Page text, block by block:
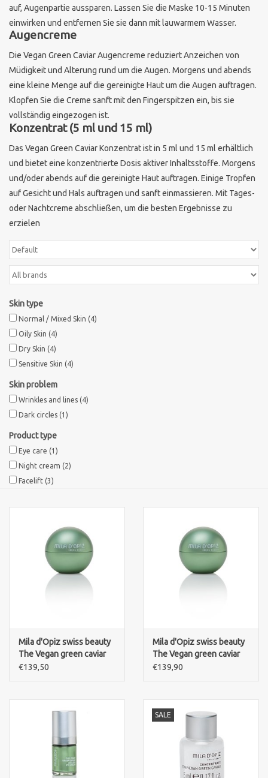
Fusion Meso
PCA SKINCARE
Ekseption Skincare
Blog
Brands
auf, Augenpartie aussparen. Lassen Sie die Maske 10-15 Minuten
einwirken und entfernen Sie sie dann mit lauwarmem Wasser.
Augencreme
Die Vegan Green Caviar Augencreme reduziert Anzeichen von
Müdigkeit und Alterung rund um die Augen. Morgens und abends
eine kleine Menge auf die gereinigte Haut um die Augen auftragen.
Klopfen Sie die Creme sanft mit den Fingerspitzen ein, bis sie
vollständig eingezogen ist.
Konzentrat (5 ml und 15 ml)
Das Vegan Green Caviar Konzentrat ist in 5 ml und 15 ml erhältlich
und bietet eine konzentrierte Dosis aktiver Inhaltsstoffe. Morgens
und/oder abends auf die gereinigte Haut auftragen. Einige Tropfen
auf Gesicht und Hals auftragen und sanft einmassieren. Mit Tages-
oder Nachtcreme abschließen, um die besten Ergebnisse zu
erzielen
Skin type
Normal / Mixed Skin (4)
Oily Skin (4)
Dry Skin (4)
Sensitive Skin (4)
Skin problem
Wrinkles and lines (4)
Dark circles (1)
Product type
Eye care (1)
Night cream (2)
Facelift (3)
Mila d'Opiz swiss beauty
The Vegan green caviar
day cream,
€139,50
Mila d'Opiz swiss beauty
The Vegan green caviar
night cream
€139,90
SALE